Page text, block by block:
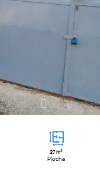
1 2 3
27 m2
Plocha